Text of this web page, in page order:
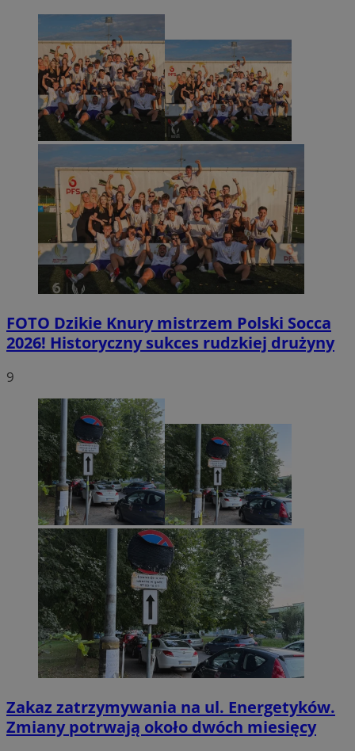
FOTO Dzikie Knury mistrzem Polski Socca
2026! Historyczny sukces rudzkiej drużyny
9
Zakaz zatrzymywania na ul. Energetyków.
Zmiany potrwają około dwóch miesięcy